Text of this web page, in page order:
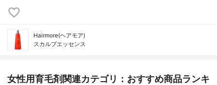
Hairmore(ヘアモア)
スカルプエッセンス
女性用育毛剤関連カテゴリ：おすすめ商品ランキ